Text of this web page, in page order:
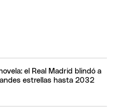
el Real Madrid blindó a
estrellas hasta 2032